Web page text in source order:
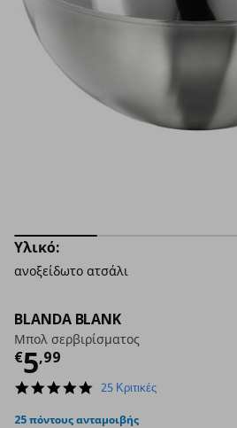
BLANDA BLANK
Μπολ σερβιρίσματος
€5,99
Τρέχουσα τιμή
5.0
rating
25 Κριτικές
25 πόντους ανταμοιβής
Υλικό:
ανοξείδωτο ατσάλι